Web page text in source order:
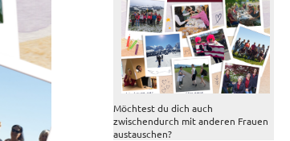
Möchtest du dich auch
zwischendurch mit anderen Frauen
austauschen?